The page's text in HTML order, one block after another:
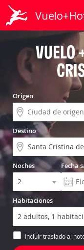
VUELO
Origen
Destino
Noches Fecha
Habitaciones
Incluir traslado al